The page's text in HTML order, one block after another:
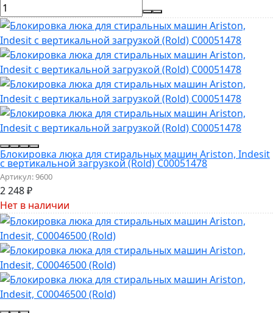
Блокировка люка для стиральных машин Ariston, Indesit
с вертикальной загрузкой (Rold) C00051478
Артикул:9600
2 248₽
Нет в наличии